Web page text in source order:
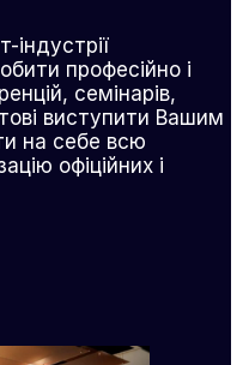
індустрії
професійно і
семінарів,
виступити Вашим
на себе всю
офіційних і